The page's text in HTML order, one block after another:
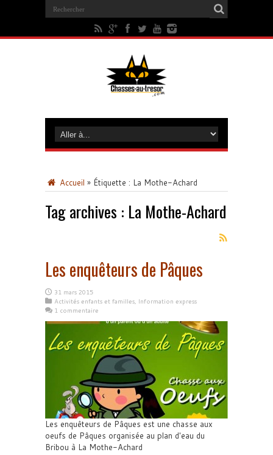
Accueil » Étiquette : La Mothe-Achard
Tag archives : La Mothe-Achard
Les enquêteurs de Pâques
31 mars 2015
Activités enfants et familles, Information express
1 commentaire
Les enquêteurs de Pâques est une chasse aux
oeufs de Pâques organisée au plan d'eau du
Bribou à La Mothe-Achard